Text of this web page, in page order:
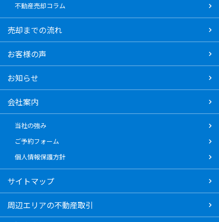
不動産売却コラム
売却までの流れ
お客様の声
お知らせ
会社案内
当社の強み
ご予約フォーム
個人情報保護方針
サイトマップ
周辺エリアの不動産取引